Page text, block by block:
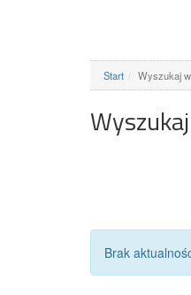
Start Wyszukaj w
Brak